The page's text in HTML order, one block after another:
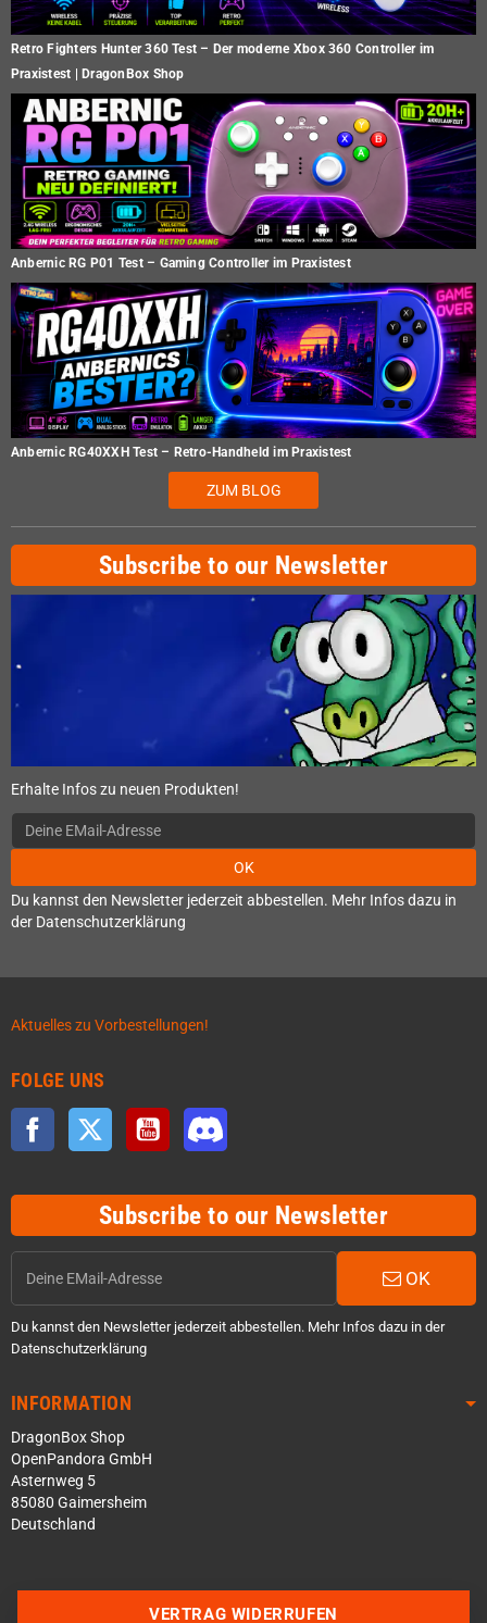
Retro Fighters Hunter 360 Test – Der moderne Xbox 360 Controller im
Praxistest | DragonBox Shop
Anbernic RG P01 Test – Gaming Controller im Praxistest
Anbernic RG40XXH Test – Retro-Handheld im Praxistest
ZUM BLOG
Subscribe to our Newsletter
Erhalte Infos zu neuen Produkten!
OK
Du kannst den Newsletter jederzeit abbestellen. Mehr Infos dazu in
der Datenschutzerklärung
Aktuelles zu Vorbestellungen!
FOLGE UNS
Facebook Twitter YouTube
Subscribe to our Newsletter
OK
Du kannst den Newsletter jederzeit abbestellen. Mehr Infos dazu in der
Datenschutzerklärung
INFORMATION
DragonBox Shop
OpenPandora GmbH
Asternweg 5
85080 Gaimersheim
Deutschland
VERTRAG WIDERRUFEN